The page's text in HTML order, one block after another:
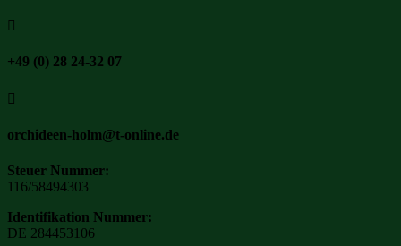

+49 (0) 28 24-32 07

orchideen-holm@t-online.de
Steuer Nummer:
116/58494303
Identifikation Nummer:
DE 284453106